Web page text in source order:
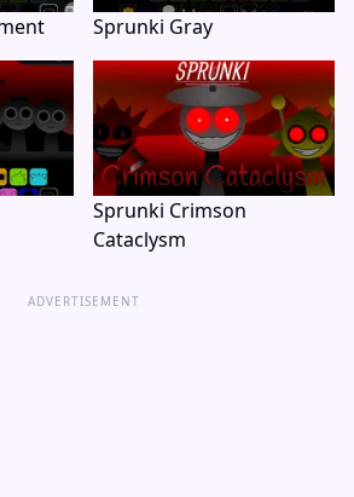
Sprunki Gray
Sprunki Crimson
Cataclysm
ADVERTISEMENT